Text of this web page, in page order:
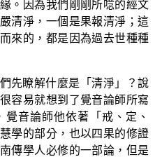
。因為我們剛剛所唸的經文
清淨，一個是果報清淨；這
來的，都是因為過去世種種
先瞭解什麼是「清淨」？說
容易就想到了覺音論師所寫
音論師他依著「戒、定、
學的部分，也以四果的修證
傳學人必修的一部論，但是